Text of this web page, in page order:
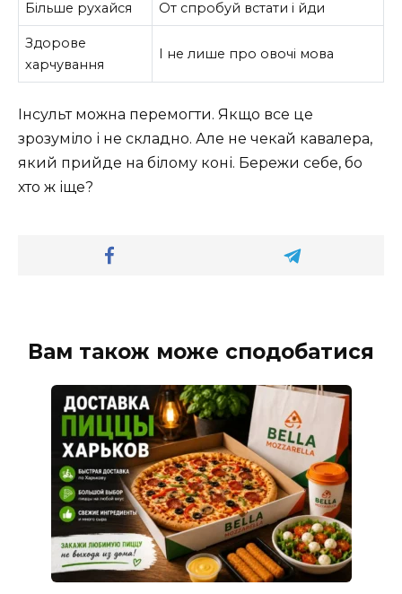
Більше рухайся От спробуй встати і йди
Здорове
харчування
І не лише про овочі мова
Інсульт можна перемогти. Якщо все це
зрозуміло і не складно. Але не чекай кавалера,
який прийде на білому коні. Бережи себе, бо
хто ж іще?
Вам також може сподобатися